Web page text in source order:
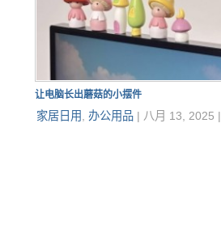
让电脑长出蘑菇的小摆件
家居日用, 办公用品| 八月 13, 2025 |